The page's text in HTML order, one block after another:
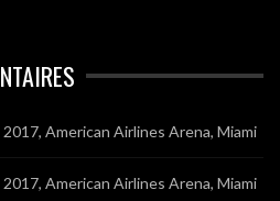
2017, American Airlines Arena, Miami
2017, American Airlines Arena, Miami